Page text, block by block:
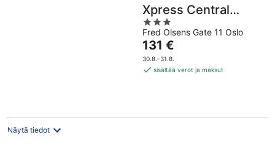
Xpress Central
Station
3
out
of
5
Fred Olsens Gate 11 Oslo
Hinta
on
131 €
131 €
30.8.–31.8.
sisältää verot ja maksut
Näytä tiedot